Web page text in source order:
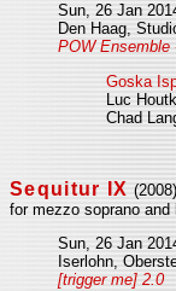
Sun, 26 Jan
Den Haag,
POW
Goska
Luc
Chad
Sequitur IX (2008)
for mezzo soprano and
Sun, 26 Jan
Iserlohn,
[trigger me] 2.0